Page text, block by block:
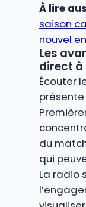
À lire
saison
nouvel
Les
direct
Écouter
du
qui
La radio